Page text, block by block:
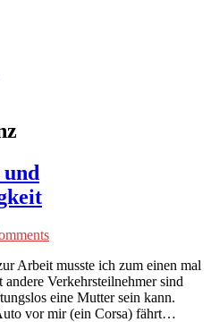
Arbeit musste ich zum einen mal
Verkehrsteilnehmer sind
eine Mutter sein kann.
vor mir (ein Corsa) fährt…